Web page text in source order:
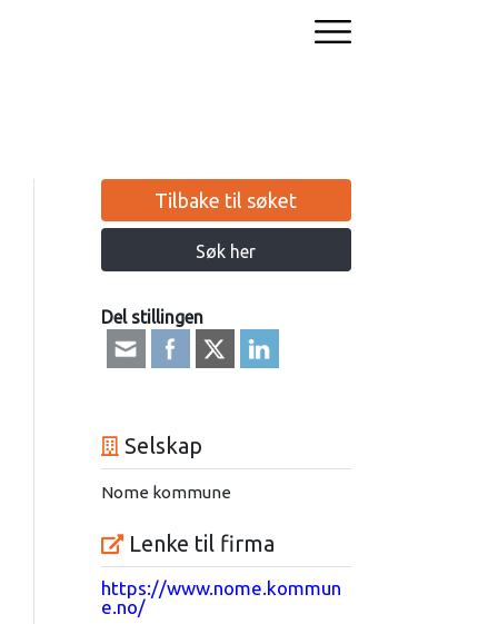
Tilbake til søket
Søk her
Del stillingen
Selskap
Nome kommune
Lenke til firma
https://www.nome.kommun
e.no/